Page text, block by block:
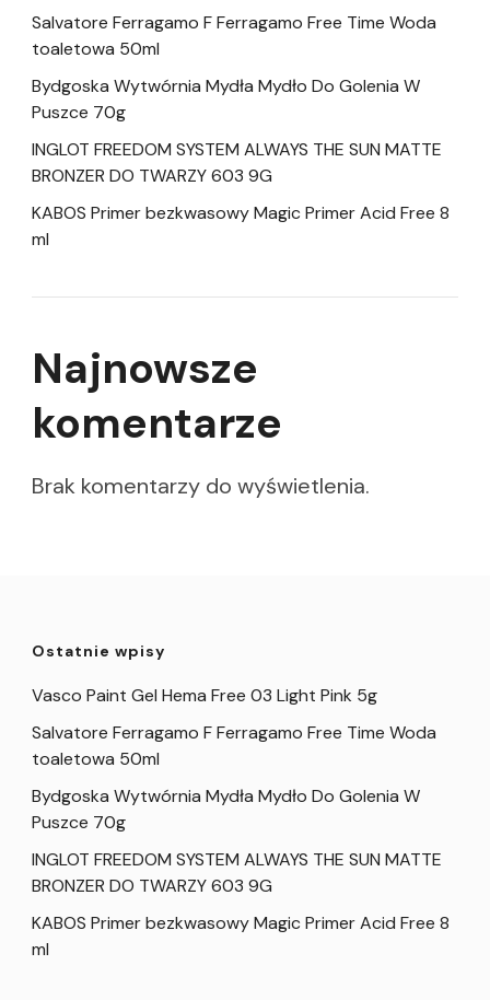
Salvatore Ferragamo F Ferragamo Free Time Woda
toaletowa 50ml
Bydgoska Wytwórnia Mydła Mydło Do Golenia W
Puszce 70g
INGLOT FREEDOM SYSTEM ALWAYS THE SUN MATTE
BRONZER DO TWARZY 603 9G
KABOS Primer bezkwasowy Magic Primer Acid Free 8
ml
Najnowsze
komentarze
Brak komentarzy do wyświetlenia.
Ostatnie wpisy
Vasco Paint Gel Hema Free 03 Light Pink 5g
Salvatore Ferragamo F Ferragamo Free Time Woda
toaletowa 50ml
Bydgoska Wytwórnia Mydła Mydło Do Golenia W
Puszce 70g
INGLOT FREEDOM SYSTEM ALWAYS THE SUN MATTE
BRONZER DO TWARZY 603 9G
KABOS Primer bezkwasowy Magic Primer Acid Free 8
ml